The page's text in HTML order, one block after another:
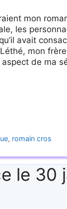
mon
les
avait
mon
de ma
, romain cros
le 30